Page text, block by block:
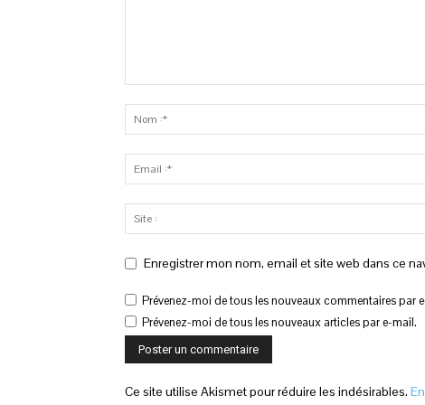
Enregistrer mon nom, email et site web dans ce
Prévenez-moi de tous les nouveaux commentaires par
Prévenez-moi de tous les nouveaux articles par e-mail.
Ce site utilise Akismet pour réduire les indésirables.